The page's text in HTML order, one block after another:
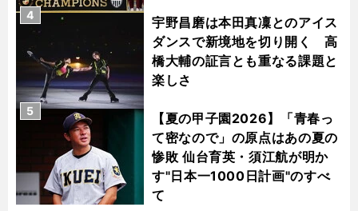
宇野昌磨は本田真凜とのアイス
ダンスで新境地を切り開く 高
橋大輔の証言とも重なる課題と
楽しさ
4
【夏の甲子園2026】「青春っ
て密なので」の原点はあの夏の
惨敗 仙台育英・須江航が明か
す"日本一1000日計画"のすべ
て
5